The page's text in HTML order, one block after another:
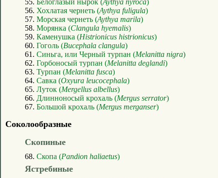
56. Хохлатая чернеть (Aythya fuligula)
57. Морская чернеть (Aythya marila)
58. Морянка (Clangula hyemalis)
59. Каменушка (Histrionicus histrionicus)
60. Гоголь (Bucephala clangula)
61. Синьга, или Черный турпан (Melanitta nigra)
62. Горбоносый турпан (Melanitta deglandi)
63. Турпан (Melanitta fusca)
64. Савка (Oxyura leucocephala)
65. Луток (Mergellus albellus)
66. Длинноносый крохаль (Mergus serrator)
67. Большой крохаль (Mergus merganser)
Соколообразные
Скопиные
68. Скопа (Pandion haliaetus)
Ястребиные